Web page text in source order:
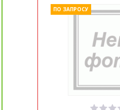
ПО ЗАПРОСУ